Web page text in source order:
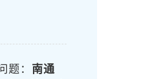
题： 南通